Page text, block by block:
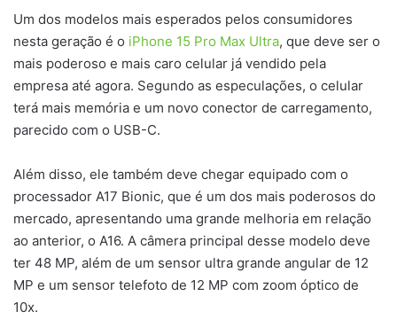
Um dos modelos mais esperados pelos consumidores
nesta geração é o iPhone 15 Pro Max Ultra, que deve ser o
mais poderoso e mais caro celular já vendido pela
empresa até agora. Segundo as especulações, o celular
terá mais memória e um novo conector de carregamento,
parecido com o USB-C.
Além disso, ele também deve chegar equipado com o
processador A17 Bionic, que é um dos mais poderosos do
mercado, apresentando uma grande melhoria em relação
ao anterior, o A16. A câmera principal desse modelo deve
ter 48 MP, além de um sensor ultra grande angular de 12
MP e um sensor telefoto de 12 MP com zoom óptico de
10x.